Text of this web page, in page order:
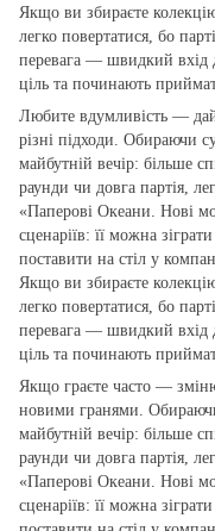
Якщо ви збираєте
легко повертатися, бо
перевага — швидкий вхід
ціль та починають
Любите вдумливість —
різні підходи. Обираючи
майбутній вечір: більше
раунди чи довга партія,
«Паперові Океани. Нові
сценаріїв: її можна
поставити на стіл у
Якщо ви збираєте
легко повертатися, бо
перевага — швидкий вхід
ціль та починають
Якщо граєте часто —
новими гранями.
майбутній вечір: більше
раунди чи довга партія,
«Паперові Океани. Нові
сценаріїв: її можна